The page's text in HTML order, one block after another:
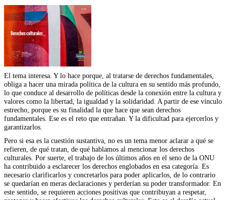
El tema interesa. Y lo hace porque, al tratarse de derechos fundamentales,
obliga a hacer una mirada política de la cultura en su sentido más profundo,
lo que conduce al desarrollo de políticas desde la conexión entre la cultura y
valores como la libertad, la igualdad y la solidaridad. A partir de ese vínculo
estrecho, porque es su finalidad la que hace que sean derechos
fundamentales. Ese es el reto que entrañan. Y la dificultad para ejercerlos y
garantizarlos.
Pero si esa es la cuestión sustantiva, no es un tema menor aclarar a qué se
refieren, de qué tratan, de qué hablamos al mencionar los derechos
culturales. Por suerte, el trabajo de los últimos años en el seno de la ONU
ha contribuido a esclarecer los derechos englobados en esa categoría. Es
necesario clarificarlos y concretarlos para poder aplicarlos, de lo contrario
se quedarían en meras declaraciones y perderían su poder transformador. En
este sentido, se requieren acciones positivas que contribuyan a respetar,